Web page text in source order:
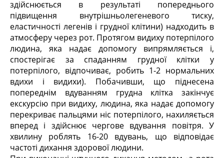
здійснюється в результаті попереднього
підвищення внутрішньолегеневого тиску,
еластичності легенів і грудної клітини) надходить в
атмосферу через рот. Протягом видиху потерпілого
людина, яка надає допомогу випрямляється і,
спостерігає за спаданням грудної клітки у
потерпілого, відпочиває, робить 1-2 нормальних
вдихи і видихи). Побачивши, що піднесена
попереднім вдуванням грудна клітка закінчує
екскурсію при видиху, людина, яка надає допомогу
перекриває пальцями ніс потерпілого, нахиляється
вперед і здійснює чергове вдування повітря. У
хвилину роблять 16-20 вдувань, що відповідає
частоті дихання здорової людини.